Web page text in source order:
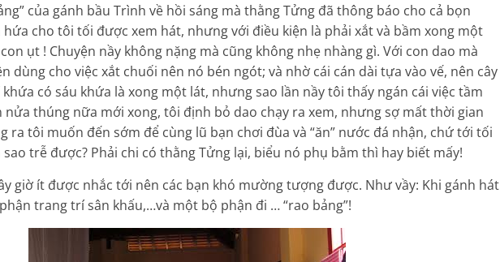
của gánh bầu Trình về hồi sáng mà thằng Tửng đã thông báo cho cả bọn
hứa cho tôi tối được xem hát, nhưng với điều kiện là phải xắt và bầm xong một
ụt ! Chuyện nầy không nặng mà cũng không nhẹ nhàng gì. Với con dao mà
dùng cho việc xắt chuối nên nó bén ngót; và nhờ cái cán dài tựa vào vế, nên cây
có sáu khứa là xong một lát, nhưng sao lần nầy tôi thấy ngán cái việc tầm
nửa thúng nữa mới xong, tôi định bỏ dao chạy ra xem, nhưng sợ mất thời gian
ra tôi muốn đến sớm để cùng lũ bạn chơi đùa và “ăn” nước đá nhận, chứ tới tối
trễ được? Phải chi có thằng Tửng lại, biểu nó phụ bằm thì hay biết mấy!
giờ ít được nhắc tới nên các bạn khó mường tượng được. Như vầy: Khi gánh hát
trang trí sân khấu,…và một bộ phận đi … “rao bảng”!